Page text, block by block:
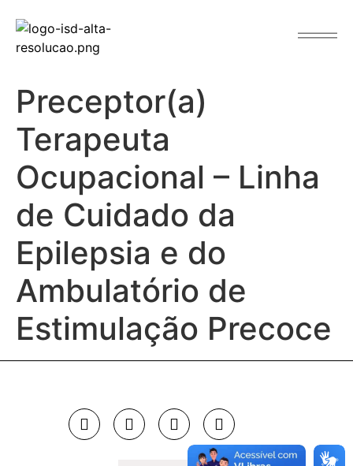
conteúdo
Preceptor(a)
Terapeuta
Ocupacional – Linha
de Cuidado da
Epilepsia e do
Ambulatório de
Estimulação Precoce